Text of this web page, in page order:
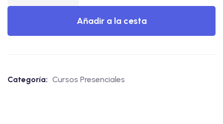
Añadir a la cesta
Categoría: Cursos Presenciales